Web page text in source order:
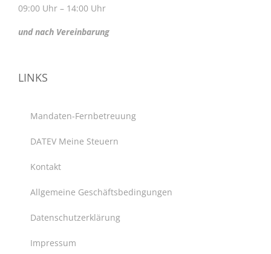
09:00 Uhr – 14:00 Uhr
und nach Vereinbarung
LINKS
Mandaten-Fernbetreuung
DATEV Meine Steuern
Kontakt
Allgemeine Geschäftsbedingungen
Datenschutzerklärung
Impressum